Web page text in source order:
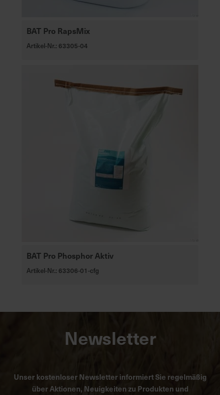
BAT Pro RapsMix
Artikel-Nr.: 63305-04
BAT Pro Phosphor Aktiv
Artikel-Nr.: 63306-01-cfg
Newsletter
Unser kostenloser Newsletter informiert Sie regelmäßig
über Aktionen, Neuigkeiten zu Produkten und